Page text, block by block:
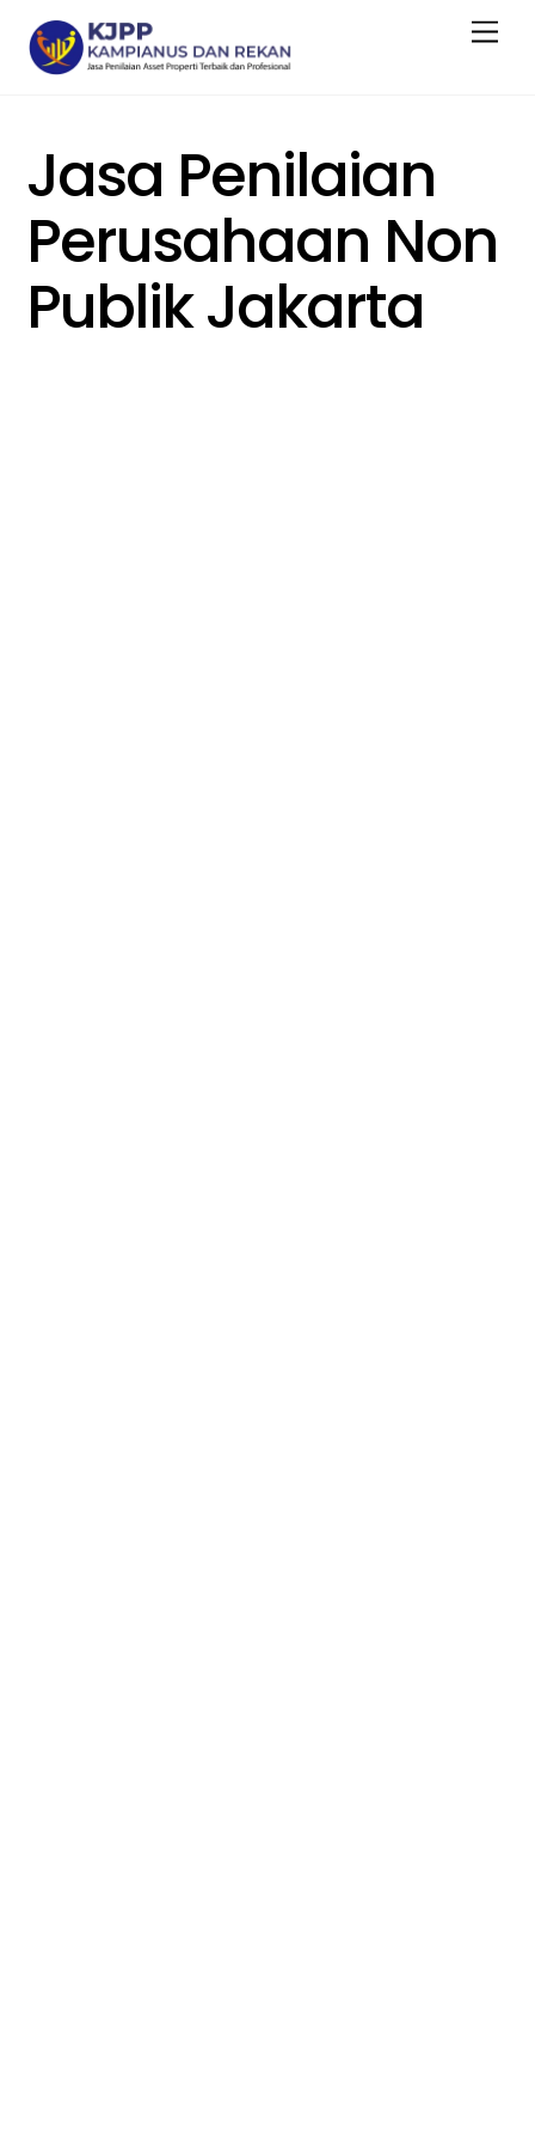
content
Jasa Penilaian
Perusahaan Non
Publik Jakarta